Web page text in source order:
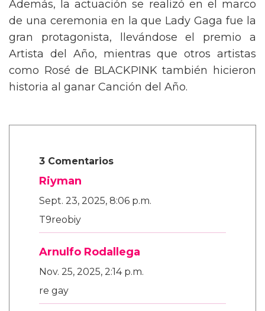
Además, la actuación se realizó en el marco
de una ceremonia en la que Lady Gaga fue la
gran protagonista, llevándose el premio a
Artista del Año, mientras que otros artistas
como Rosé de BLACKPINK también hicieron
historia al ganar Canción del Año.
3 Comentarios
Riyman
Sept. 23, 2025, 8:06 p.m.
T9reobiy
Arnulfo Rodallega
Nov. 25, 2025, 2:14 p.m.
re gay